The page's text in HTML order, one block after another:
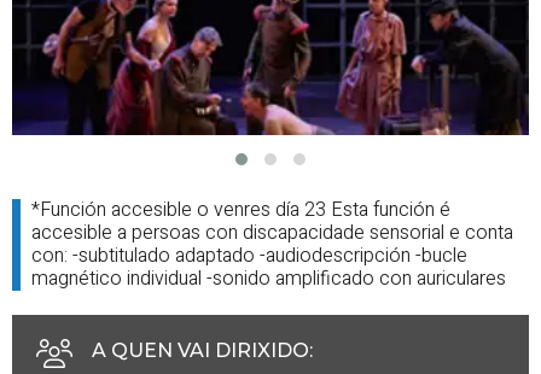
*Función accesible o venres día 23 Esta función é
accesible a persoas con discapacidade sensorial e conta
con: -subtitulado adaptado -audiodescripción -bucle
magnético individual -sonido amplificado con auriculares
A QUEN VAI DIRIXIDO: